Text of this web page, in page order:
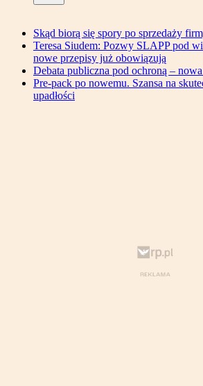
Skąd biorą się spory po sprzedaży
Teresa Siudem: Pozwy SLAPP pod
nowe przepisy już obowiązują
Debata publiczna pod ochroną –
Pre-pack po nowemu. Szansa na
upadłości